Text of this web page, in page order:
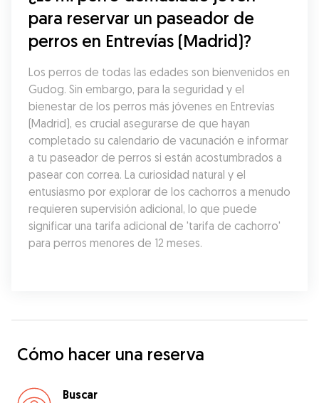
para reservar un paseador de
perros en Entrevías (Madrid)?
Los perros de todas las edades son bienvenidos en
Gudog. Sin embargo, para la seguridad y el
bienestar de los perros más jóvenes en Entrevías
(Madrid), es crucial asegurarse de que hayan
completado su calendario de vacunación e informar
a tu paseador de perros si están acostumbrados a
pasear con correa. La curiosidad natural y el
entusiasmo por explorar de los cachorros a menudo
requieren supervisión adicional, lo que puede
significar una tarifa adicional de 'tarifa de cachorro'
para perros menores de 12 meses.
Cómo hacer una reserva
Buscar